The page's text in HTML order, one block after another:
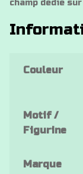
champ dédié
Couleur
Motif /
Figurine
Marque